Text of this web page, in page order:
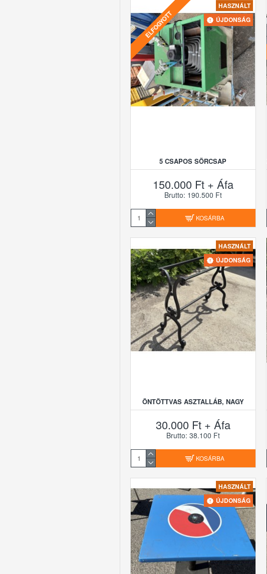
HASZNÁLT
ÚJDONSÁG
ELFOGYOTT
5 CSAPOS SÖRCSAP
150.000 Ft + Áfa
Brutto: 190.500 Ft
KOSÁRBA
HASZNÁLT
ÚJDONSÁG
ÖNTÖTTVAS ASZTALLÁB, NAGY
30.000 Ft + Áfa
Brutto: 38.100 Ft
KOSÁRBA
HASZNÁLT
ÚJDONSÁG